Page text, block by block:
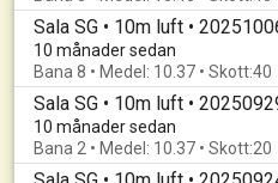
Sala SG • 10m luft •
10 månader sedan
Bana 8 • Medel: 10.37 • Skott:40
Sala SG • 10m luft •
10 månader sedan
Bana 2 • Medel: 10.37 • Skott:20